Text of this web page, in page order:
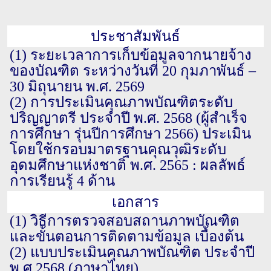
ประชาสัมพันธ์
(1) ระยะเวลาการเก็บข้อมูลจากนายจ้าง
ของบัณฑิต ระหว่างวันที่ 20 กุมภาพันธ์ –
30 มิถุนายน พ.ศ. 2569
(2) การประเมินคุณภาพบัณฑิตระดับ
ปริญญาตรี ประจำปี พ.ศ. 2568 (ผู้สำเร็จ
การศึกษา รุ่นปีการศึกษา 2566) ประเมิน
โดยใช้กรอบมาตรฐานคุณวุฒิระดับ
อุดมศึกษาแห่งชาติ พ.ศ. 2565 : ผลลัพธ์
การเรียนรู้ 4 ด้าน
เอกสาร
(1) วิธีการตรวจสอบสถานภาพบัณฑิต
และขั้นตอนการติดตามข้อมูล เบื้องต้น
(2) แบบประเมินคุณภาพบัณฑิต ประจำปี